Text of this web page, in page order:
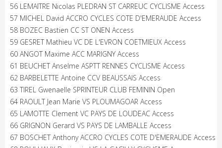
56 LEMAITRE Nicolas PLEDRAN ST CARREUC CYCLISME Access
57 MICHEL David ACCRO CYCLES COTE D'EMERAUDE Access
58 BOZEC Bastien CC ST ONEN Access
59 GESRET Mathieu VC DE L'EVRON COETMIEUX Access
60 ANGOT Maxime ACC MARIGNY Access
61 BEUCHET Anselme ASPTT RENNES CYCLISME Access
62 BARBELETTE Antoine CCV BEAUSSAIS Access
63 TIREL Gwenaelle SPRINTEUR CLUB FEMININ Open
64 RAOULT Jean Marie VS PLOUMAGOAR Access
65 LAMOTTE Clement VC PAYS DE LOUDEAC Access
66 GRIGNON Gerard VS PAYS DE LAMBALLE Access
67 BOSCHET Anthony ACCRO CYCLES COTE D'EMERAUDE Access